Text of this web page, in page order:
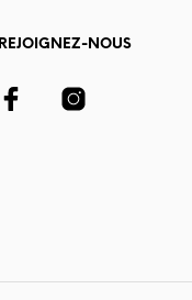
REJOIGNEZ-NOUS